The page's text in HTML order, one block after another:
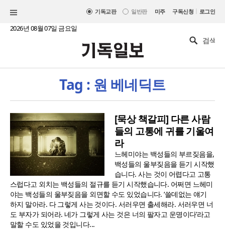
기독교판 일반판 미주 구독신청 | 로그인
2026년 08월 07일 금요일
Tag : 원 베네딕트
[묵상 책갈피] 다른 사람
들의 고통에 귀를 기울여
라
느헤미야는 백성들의 부르짖음을,
백성들의 울부짖음을 듣기 시작했
습니다. 사는 것이 어렵다고 고통
스럽다고 외치는 백성들의 절규를 듣기 시작했습니다. 어쩌면 느헤미
야는 백성들의 울부짖음을 외면할 수도 있었습니다. ‘쓸데없는 얘기
하지 말아라. 다 그렇게 사는 것이다. 서러우면 출세해라. 서러우면 너
도 부자가 되어라. 네가 그렇게 사는 것은 너의 팔자고 운명이다’라고
말할 수도 있었을 것입니다...